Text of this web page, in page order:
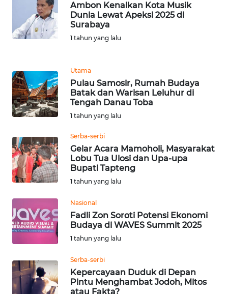
Ambon Kenalkan Kota Musik
Dunia Lewat Apeksi 2025 di
Surabaya
1 tahun yang lalu
Utama
Pulau Samosir, Rumah Budaya
Batak dan Warisan Leluhur di
Tengah Danau Toba
1 tahun yang lalu
Serba-serbi
Gelar Acara Mamoholi, Masyarakat
Lobu Tua Ulosi dan Upa-upa
Bupati Tapteng
1 tahun yang lalu
Nasional
Fadli Zon Soroti Potensi Ekonomi
Budaya di WAVES Summit 2025
1 tahun yang lalu
Serba-serbi
Kepercayaan Duduk di Depan
Pintu Menghambat Jodoh, Mitos
atau Fakta?
WN
JAMBI
WN
NTB
SULTENG
WN
SULBAR
WN
BABEL
WN
WN